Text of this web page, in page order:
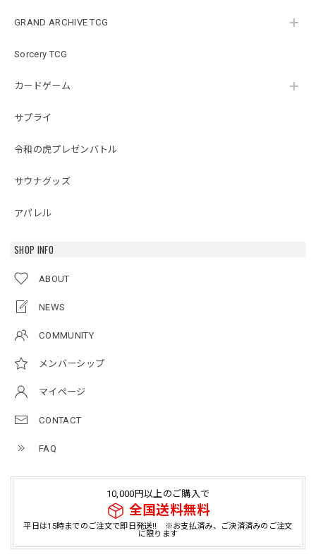
GRAND ARCHIVE TCG
Sorcery TCG
カードゲーム
サプライ
令和の虎プレゼンバトル
サウナグッズ
アパレル
SHOP INFO
ABOUT
NEWS
COMMUNITY
メンバーシップ
マイページ
CONTACT
FAQ
10,000円以上のご購入で
全国送料無料
平日は15時までのご注文で即日発送!! ※お支払済み、ご決済済みのご注文
に限ります